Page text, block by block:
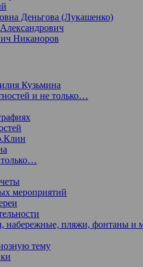
Деньгова (Лукашенко)
Никаноров
Кузьмина
и не только…
мероприятий
набережные, пляжи, фонтаны и
тему